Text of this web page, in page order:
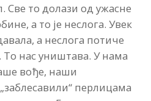
Све то долази од ужасне
а то је неслога. Увек
а неслога потиче
То нас уништава. У нама
вође, наши
перлицама